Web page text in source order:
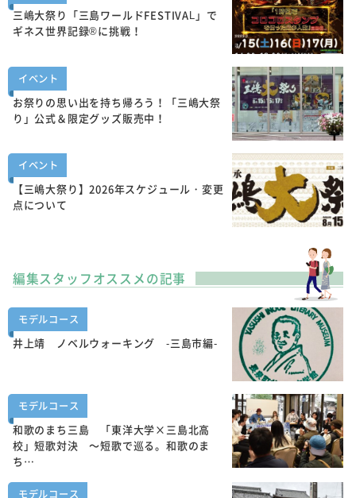
三嶋大祭り「三島ワールドFESTIVAL」で
ギネス世界記録®に挑戦！
イベント
お祭りの思い出を持ち帰ろう！「三嶋大祭
り」公式＆限定グッズ販売中！
イベント
【三嶋大祭り】2026年スケジュール・変更
点について
編集スタッフオススメの記事
モデルコース
井上靖 ノベルウォーキング -三島市編-
モデルコース
和歌のまち三島 「東洋大学×三島北高
校」短歌対決 ～短歌で巡る。和歌のま
ち…
モデルコース